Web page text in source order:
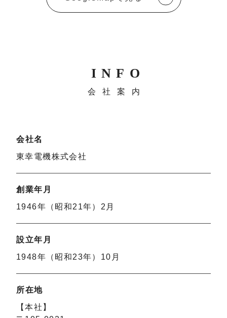
INFO
会社案内
会社名
東幸電機株式会社
創業年月
1946年（昭和21年）2月
設立年月
1948年（昭和23年）10月
所在地
【本社】